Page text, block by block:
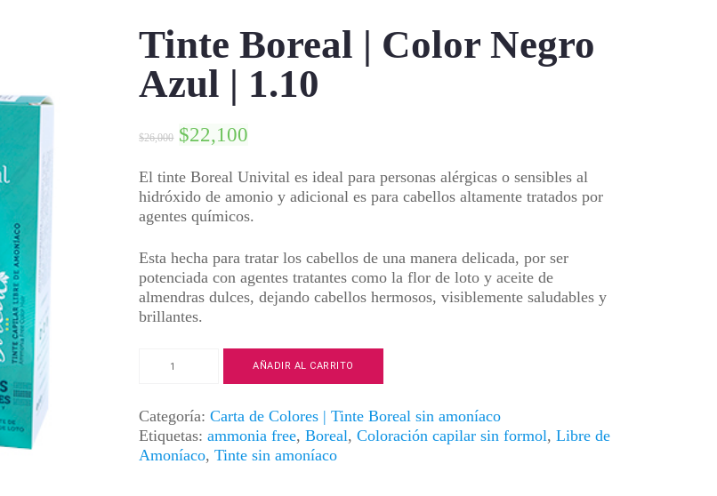
Tinte Boreal | Color Negro
Azul | 1.10
$26,000 $22,100
El tinte Boreal Univital es ideal para personas alérgicas o sensibles al
hidróxido de amonio y adicional es para cabellos altamente tratados por
agentes químicos.
Esta hecha para tratar los cabellos de una manera delicada, por ser
potenciada con agentes tratantes como la flor de loto y aceite de
almendras dulces, dejando cabellos hermosos, visiblemente saludables y
brillantes.
Tinte
Boreal
Color
Negro
Azul
AÑADIR AL CARRITO
Categoría:Carta de Colores | Tinte Boreal sin amoníaco
Etiquetas:ammonia free,Boreal,Coloración capilar sin formol,Libre de
Amoníaco,Tinte sin amoníaco